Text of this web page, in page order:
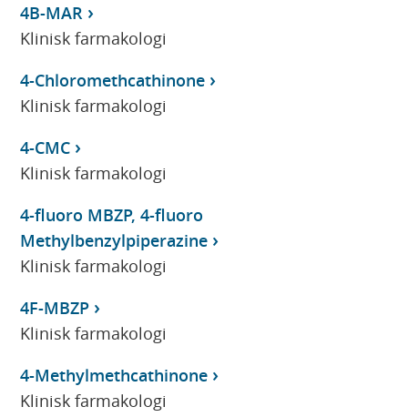
4B-MAR
Klinisk farmakologi
4-Chloromethcathinone
Klinisk farmakologi
4-CMC
Klinisk farmakologi
4-fluoro MBZP, 4-fluoro
Methylbenzylpiperazine
Klinisk farmakologi
4F-MBZP
Klinisk farmakologi
4-Methylmethcathinone
Klinisk farmakologi